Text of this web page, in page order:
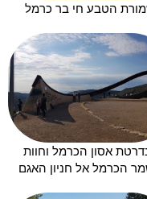
הטבע חי בר כרמל
אסון הכרמל וחוות
הכרמל אל חניון האגם